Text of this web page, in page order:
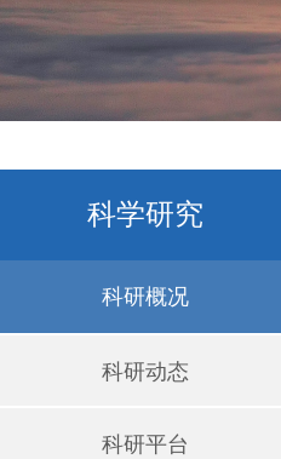
科学研究
科研概况
科研动态
科研平台